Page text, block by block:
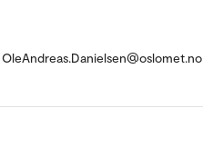
OleAndreas.Danielsen@oslomet.no